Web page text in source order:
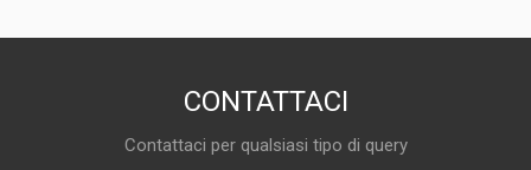
CONTATTACI
Contattaci per qualsiasi tipo di query